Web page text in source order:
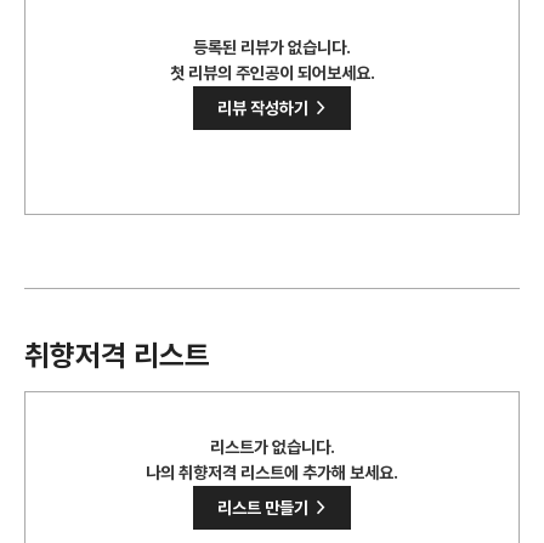
등록된 리뷰가 없습니다.
첫 리뷰의 주인공이 되어보세요.
리뷰 작성하기
>
취향저격 리스트
리스트가 없습니다.
나의 취향저격 리스트에 추가해 보세요.
리스트 만들기
>